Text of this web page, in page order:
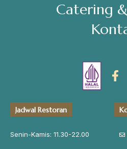
Catering
Jadwal Restoran
Senin-Kamis: 11.30-22.00